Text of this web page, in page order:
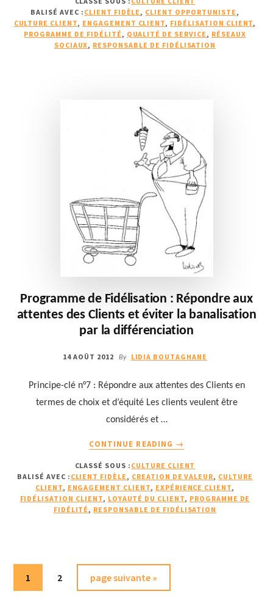
DE
FIDÉLISATION
:
ÉVITER
PRIX
ET
MISER
SUR
LES
NOUVELLES
TECHNOLOGIES
BALISÉ AVEC : CLIENT FIDÈLE , CLIENT OPPORTUNISTE ,
CULTURE CLIENT, ENGAGEMENT CLIENT, FIDÉLISATION CLIENT,
PROGRAMME DE FIDÉLITÉ , QUALITÉ DE SERVICE , RÉSEAUX
SOCIAUX, RESPONSABLE DE FIDÉLISATION
Programme de Fidélisation : Répondre aux
attentes des Clients et éviter la banalisation
par la différenciation
14 AOÛT 2012 By LIDIA BOUTAGHANE
Principe-clé n°7 : Répondre aux attentes des Clients en
termes de choix et d’équité Les clients veulent être
considérés et …
CONTINUE READING À
DE
FIDÉLISATION
:
RÉPONDRE
→
CLASSÉ SOUS : CULTURE CLIENT
BALISÉ AVEC : CLIENT FIDÈLE, CREATION DE VALEUR, CULTURE
CLIENT, ENGAGEMENT CLIENT, EXPÉRIENCE CLIENT,
FIDÉLISATION CLIENT, LOYAUTÉ DU CLIENT, PROGRAMME DE
FIDÉLITÉ, RESPONSABLE DE FIDÉLISATION
Page
1 Page
2
Aller
à
page suivante »